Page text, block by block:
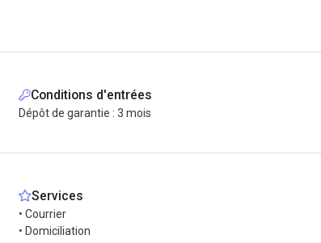
:
à la bureautique.
contrôle d'accès, alarme, télésurveillance et vidéosurveillance
Conditions d'entrées
Dépôt de garantie : 3 mois
Services
• Courrier
• Domiciliation